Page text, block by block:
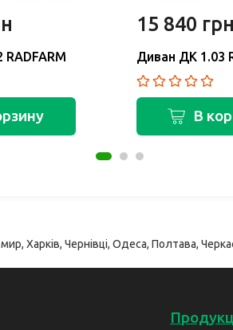
15 840 грн
Диван ДК 1.03
В
Харків, Чернівці, Одеса, Полтава,